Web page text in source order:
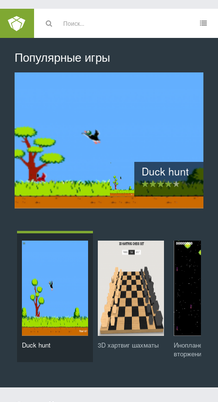
Популярные игры
Duck hunt
3D хартвиг шахматы
Инопланетное вторжение
Clamsy Bird
Защитник зубов: Сага о конфетной орде
2048
Тетрис
Duck hunt 3D хартвиг шахматы
Инопланетное
вторжение